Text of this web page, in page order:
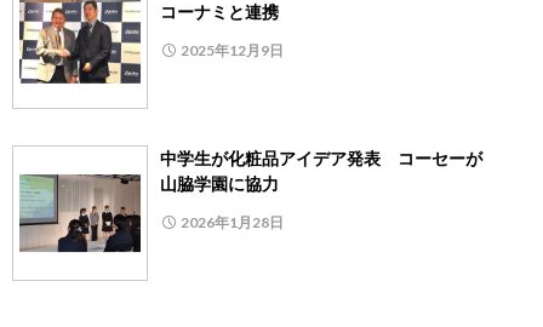
コーナミと連携
2025年12月9日
中学生が化粧品アイデア発表 コーセーが
山脇学園に協力
2026年1月28日